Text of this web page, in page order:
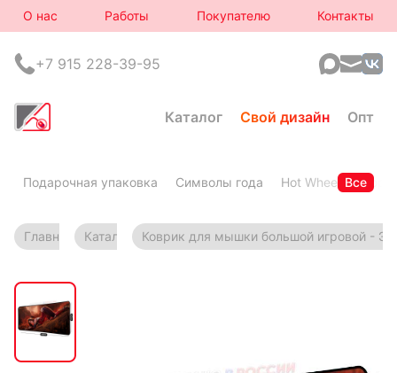
О нас Работы Покупателю Контакты
+7 915 228-39-95
Каталог Свой дизайн Опт
Подарочная упаковка Символы года Hot WheelsВсе
Главная Каталог Коврик для мышки большой игровой -